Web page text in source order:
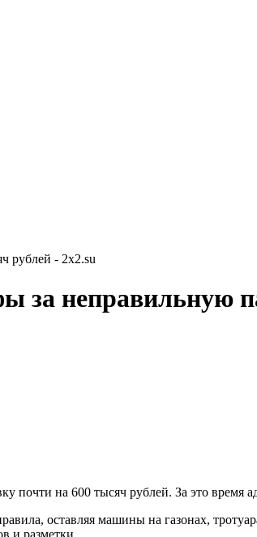
рублей - 2x2.su
неправильную
почти на 600 тысяч рублей. За это время
оставляя машины на газонах,
и разметки.